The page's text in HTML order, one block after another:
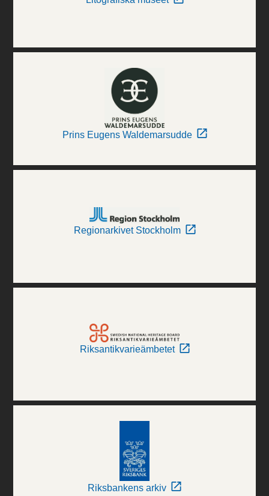
Prins Eugens Waldemarsudde
Regionarkivet Stockholm
Riksantikvarieämbetet
Riksbankens arkiv